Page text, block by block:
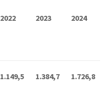
2022 2023 2024
1.149,5 1.384,7 1.726,8